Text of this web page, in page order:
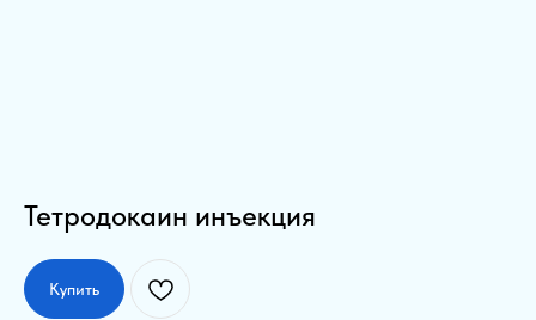
Тетродокаин инъекция
Купить